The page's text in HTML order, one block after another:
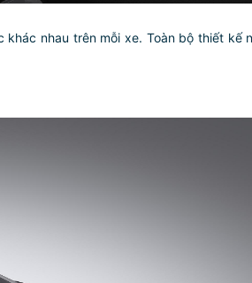
nhau trên mỗi xe. Toàn bộ thiết kế